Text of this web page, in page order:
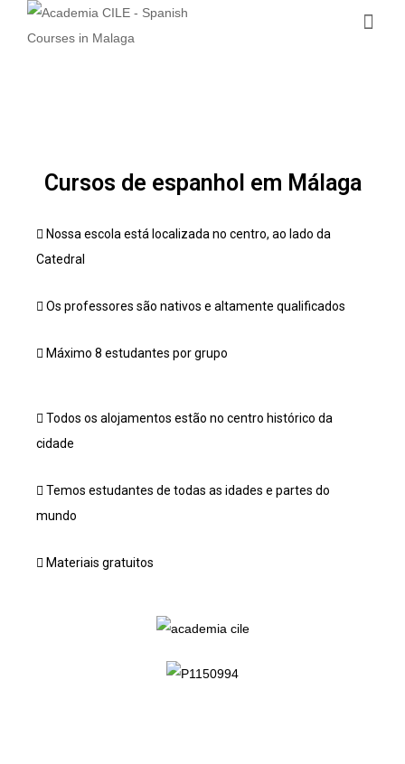
Cursos de espanhol em Málaga
Nossa escola está localizada no centro, ao lado da
Catedral
Os professores são nativos e altamente qualificados
Máximo 8 estudantes por grupo
Todos os alojamentos estão no centro histórico da
cidade
Temos estudantes de todas as idades e partes do
mundo
Materiais gratuitos